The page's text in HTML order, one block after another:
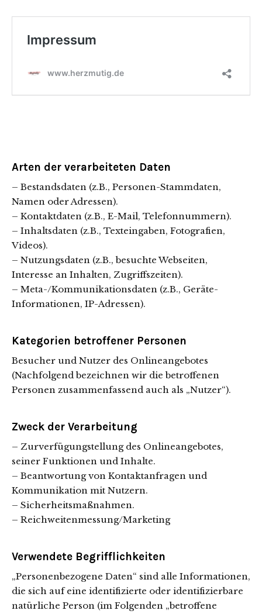
Arten der verarbeiteten Daten
– Bestandsdaten (z.B., Personen-Stammdaten,
Namen oder Adressen).
– Kontaktdaten (z.B., E-Mail, Telefonnummern).
– Inhaltsdaten (z.B., Texteingaben, Fotografien,
Videos).
– Nutzungsdaten (z.B., besuchte Webseiten,
Interesse an Inhalten, Zugriffszeiten).
– Meta-/Kommunikationsdaten (z.B., Geräte-
Informationen, IP-Adressen).
Kategorien betroffener Personen
Besucher und Nutzer des Onlineangebotes
(Nachfolgend bezeichnen wir die betroffenen
Personen zusammenfassend auch als „Nutzer“).
Zweck der Verarbeitung
– Zurverfügungstellung des Onlineangebotes,
seiner Funktionen und Inhalte.
– Beantwortung von Kontaktanfragen und
Kommunikation mit Nutzern.
– Sicherheitsmaßnahmen.
– Reichweitenmessung/Marketing
Verwendete Begrifflichkeiten
„Personenbezogene Daten“ sind alle Informationen,
die sich auf eine identifizierte oder identifizierbare
natürliche Person (im Folgenden „betroffene